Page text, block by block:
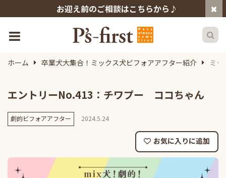
お迎え前のご相談はこちらから♪
ホーム 卒業犬大集合！ミックス犬ビフォアアフター紹介 ミ
エントリーNo.413：チワプー ココちゃん
劇的ビフォアアフター 2024.5.24
お気に入りに追加